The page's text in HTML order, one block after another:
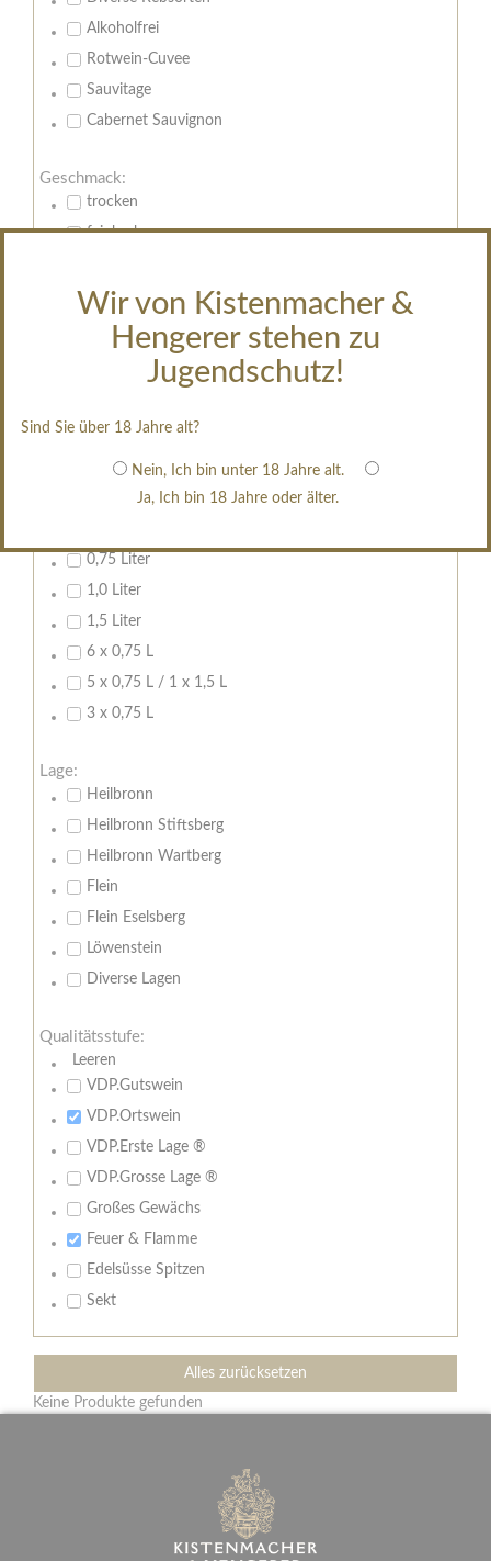
Wir von Kistenmacher &
Hengerer stehen zu
Jugendschutz!
Sind Sie über 18 Jahre alt?
Nein, Ich bin unter 18 Jahre alt.
Ja, Ich bin 18 Jahre oder älter.
Alkoholfrei
Rotwein-Cuvee
Sauvitage
Cabernet Sauvignon
Geschmack:
trocken
feinherb
restsüß
edelsüß
weißgekeltert
im Holzfass gereift
0,75 Liter
1,0 Liter
1,5 Liter
6 x 0,75 L
5 x 0,75 L / 1 x 1,5 L
3 x 0,75 L
Lage:
Heilbronn
Heilbronn Stiftsberg
Heilbronn Wartberg
Flein
Flein Eselsberg
Löwenstein
Diverse Lagen
Qualitätsstufe:
Leeren
VDP.Gutswein
VDP.Ortswein
VDP.Erste Lage ®
VDP.Grosse Lage ®
Großes Gewächs
Feuer & Flamme
Edelsüsse Spitzen
Sekt
Alles zurücksetzen
Keine Produkte gefunden